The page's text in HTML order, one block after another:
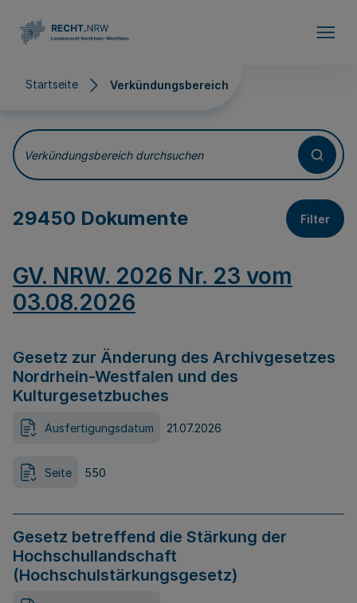
Startseite Verkündungsbereich
Verkündungsbereich
Verkündungsbereich durchsuchen
29450 Dokumente Filter
GV. NRW. 2026 Nr. 23 vom
03.08.2026
Gesetz zur Änderung des Archivgesetzes
Nordrhein-Westfalen und des
Kulturgesetzbuches
Ausfertigungsdatum 21.07.2026
Seite 550
Gesetz betreffend die Stärkung der
Hochschullandschaft
(Hochschulstärkungsgesetz)